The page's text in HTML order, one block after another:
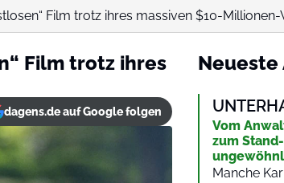
Film trotz ihres massiven $10-Millionen-
Film trotz ihres
dagens.de auf Google folgen
Vom
zum
Manche